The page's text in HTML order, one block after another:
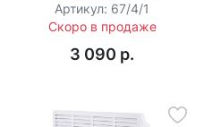
Артикул: 67/4/1
Скоро в продаже
3 090 p.